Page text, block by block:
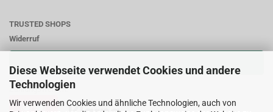
Diese Webseite verwendet Cookies und andere
Technologien
Wir verwenden Cookies und ähnliche Technologien, auch von
TRUSTED SHOPS
Widerruf
Zahlungsweisen: